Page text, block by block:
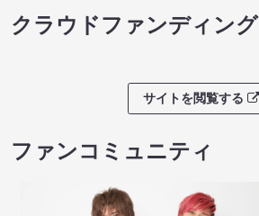
クラウドファンディング
サイトを閲覧する
ファンコミュニティ